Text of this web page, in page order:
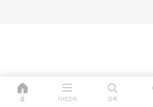
홈 카테고리 검색